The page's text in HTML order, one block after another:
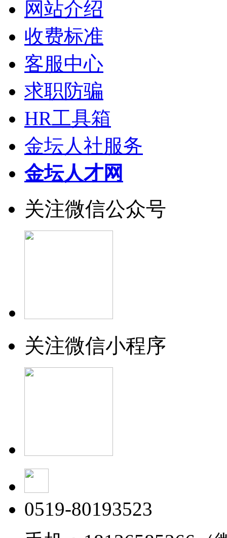
网站介绍
收费标准
客服中心
求职防骗
HR工具箱
金坛人社服务
金坛人才网
关注微信公众号
关注微信小程序
0519-80193523